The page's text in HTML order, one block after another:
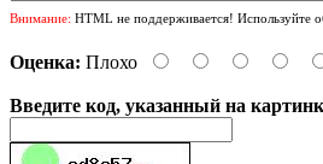
Внимание: HTML не поддерживается! Используйте
Оценка: Плохо
Введите код, указанный на